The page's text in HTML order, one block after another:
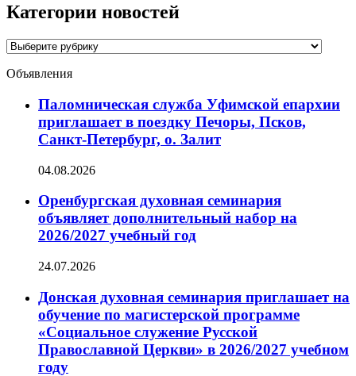
Категории новостей
Категории
Объявления
Паломническая служба Уфимской епархии
приглашает в поездку Печоры, Псков,
Санкт-Петербург, о. Залит
04.08.2026
Оренбургская духовная семинария
объявляет дополнительный набор на
2026/2027 учебный год
24.07.2026
Донская духовная семинария приглашает на
обучение по магистерской программе
«Социальное служение Русской
Православной Церкви» в 2026/2027 учебном
году